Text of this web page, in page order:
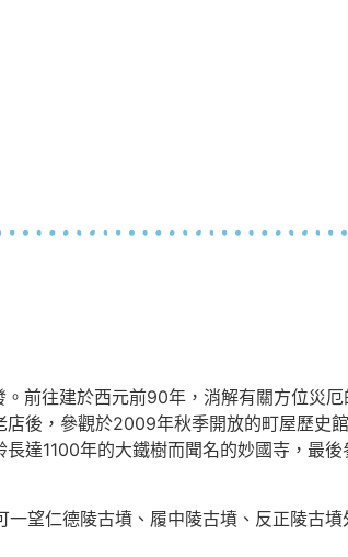
前往建於西元前90年，消解有關方位災
後，參觀於2009年秋季開放的町屋歷史
達1100年的大鐵樹而聞名的妙國寺，最
望仁德陵古墳、履中陵古墳、反正陵古